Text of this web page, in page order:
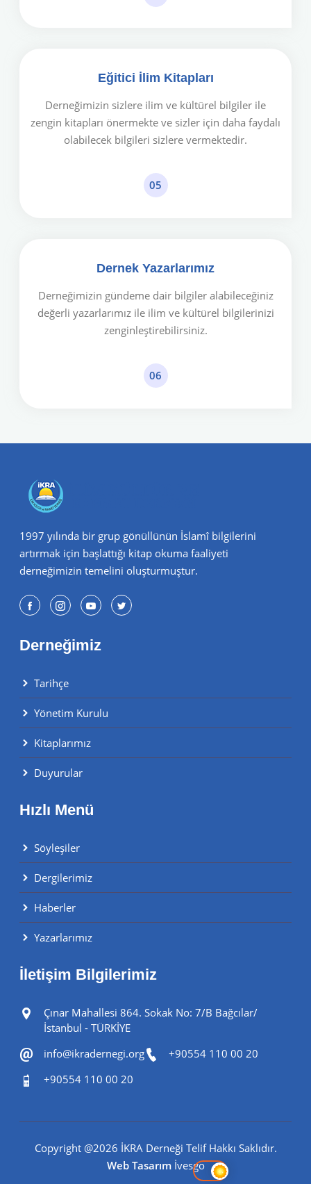
Eğitici İlim Kitapları
Derneğimizin sizlere ilim ve kültürel bilgiler ile
zengin kitapları önermekte ve sizler için daha faydalı
olabilecek bilgileri sizlere vermektedir.
05
Dernek Yazarlarımız
Derneğimizin gündeme dair bilgiler alabileceğiniz
değerli yazarlarımız ile ilim ve kültürel bilgilerinizi
zenginleştirebilirsiniz.
06
1997 yılında bir grup gönüllünün İslamî bilgilerini
artırmak için başlattığı kitap okuma faaliyeti
derneğimizin temelini oluşturmuştur.
Derneğimiz
Tarihçe
Yönetim Kurulu
Kitaplarımız
Duyurular
Hızlı Menü
Söyleşiler
Dergilerimiz
Haberler
Yazarlarımız
İletişim Bilgilerimiz
Çınar Mahallesi 864. Sokak No: 7/B Bağcılar/
İstanbul - TÜRKİYE
info@ikradernegi.org
+90554 110 00 20
+90554 110 00 20
Copyright @2026 İKRA Derneği Telif Hakkı Saklıdır.
Web Tasarımİvesgo